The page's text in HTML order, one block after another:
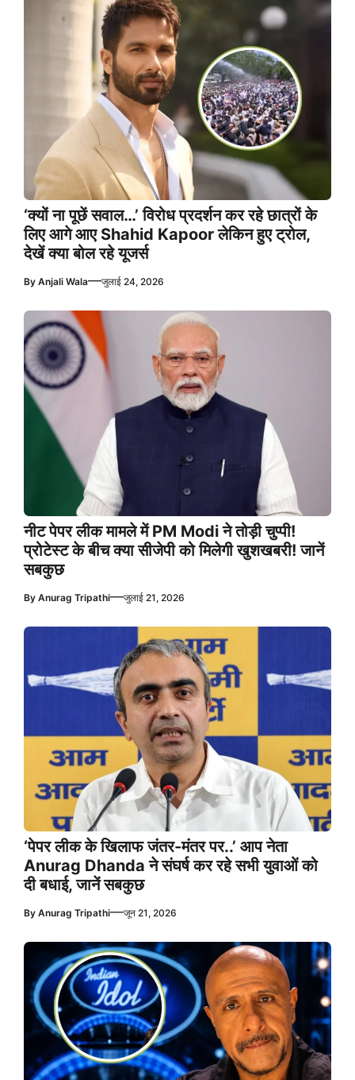
‘क्यों ना पूछें सवाल…’ विरोध प्रदर्शन कर रहे छात्रों के
लिए आगे आए Shahid Kapoor लेकिन हुए ट्रोल,
देखें क्या बोल रहे यूजर्स
By Anjali Wala—जुलाई 24, 2026
नीट पेपर लीक मामले में PM Modi ने तोड़ी चुप्पी!
प्रोटेस्ट के बीच क्या सीजेपी को मिलेगी खुशखबरी! जानें
सबकुछ
By Anurag Tripathi—जुलाई 21, 2026
‘पेपर लीक के खिलाफ जंतर-मंतर पर..’ आप नेता
Anurag Dhanda ने संघर्ष कर रहे सभी युवाओं को
दी बधाई, जानें सबकुछ
By Anurag Tripathi—जून 21, 2026